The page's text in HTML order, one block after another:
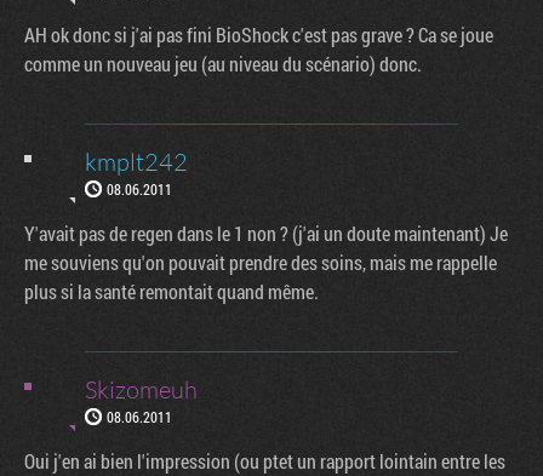
AH ok donc si j'ai pas fini BioShock c'est pas grave ? Ca se joue
comme un nouveau jeu (au niveau du scénario) donc.
kmplt242
08.06.2011
Y'avait pas de regen dans le 1 non ? (j'ai un doute maintenant) Je
me souviens qu'on pouvait prendre des soins, mais me rappelle
plus si la santé remontait quand même.
Skizomeuh
08.06.2011
Oui j'en ai bien l'impression (ou ptet un rapport lointain entre les